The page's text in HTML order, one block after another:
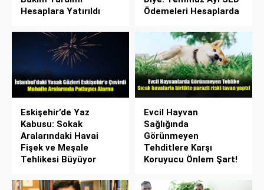
Hesaplara Yatırıldı
Ödemeleri Hesaplarda
Eskişehir’de Yaz
Kabusu: Sokak
Aralarındaki Havai
Fişek ve Meşale
Tehlikesi Büyüyor
Evcil Hayvan
Sağlığında
Görünmeyen
Tehditlere Karşı
Koruyucu Önlem Şart!